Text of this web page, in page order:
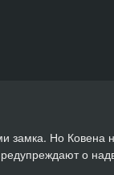
замка. Но Ковена
о